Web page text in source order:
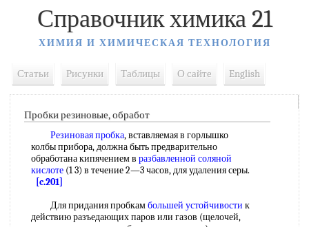
Справочник химика 21
ХИМИЯ И ХИМИЧЕСКАЯ ТЕХНОЛОГИЯ
Статьи Рисунки Таблицы О сайте English
Пробки резиновые, обработ
Резиновая пробка, вставляемая в горлышко
колбы прибора, должна быть предварительно
обработана кипячением в разбавленной соляной
кислоте (1 3) в течение 2—3 часов, для удаления серы.
[c.201]
Для придания пробкамбольшей устойчивости к
действию разъедающих паров или газов (щелочей,